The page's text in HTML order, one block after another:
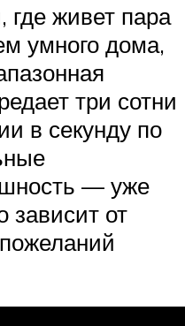
где живет пара
умного дома,
три сотни
в секунду по
— уже
зависит от